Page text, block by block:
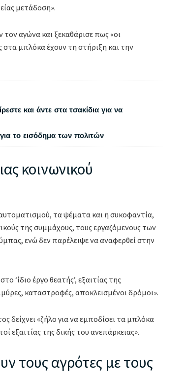
μετάδοση».
αγώνα και ξεκαθάρισε πως «οι
στα μπλόκα έχουν τη στήριξη και την
και άντε στα τσακίδια για να
το εισόδημα των πολιτών
κοινωνικού
τα ψέματα και η συκοφαντία,
της συμμάχους, τους εργαζόμενους των
ενώ δεν παρέλειψε να αναφερθεί στην
‘ίδιο έργο θεατής’, εξαιτίας της
καταστροφές, αποκλεισμένοι δρόμοι».
δείχνει «ζήλο για να εμποδίσει τα μπλόκα
εξαιτίας της δικής του ανεπάρκειας».
τους αγρότες με τους